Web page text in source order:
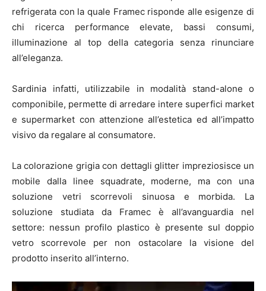
refrigerata con la quale Framec risponde alle esigenze di
chi ricerca performance elevate, bassi consumi,
illuminazione al top della categoria senza rinunciare
all’eleganza.
Sardinia infatti, utilizzabile in modalità stand-alone o
componibile, permette di arredare intere superfici market
e supermarket con attenzione all’estetica ed all’impatto
visivo da regalare al consumatore.
La colorazione grigia con dettagli glitter impreziosisce un
mobile dalla linee squadrate, moderne, ma con una
soluzione vetri scorrevoli sinuosa e morbida. La
soluzione studiata da Framec è all’avanguardia nel
settore: nessun profilo plastico è presente sul doppio
vetro scorrevole per non ostacolare la visione del
prodotto inserito all’interno.